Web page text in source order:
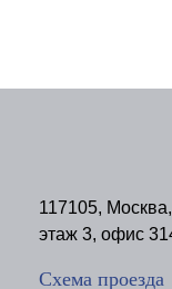
117105,
этаж 3, офис
Схема проезда